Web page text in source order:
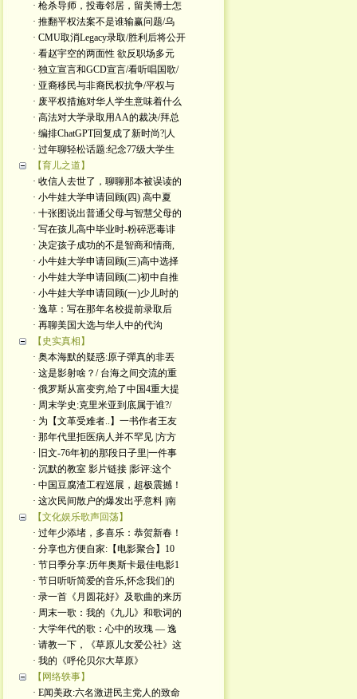
· 枪杀导师，投毒邻居，留美博士怎
· 推翻平权法案不是谁输赢问题/乌
· CMU取消Legacy录取/胜利后将公开
· 看赵宇空的两面性 欲反职场多元
· 独立宣言和GCD宣言/看听唱国歌/
· 亚裔移民与非裔民权抗争/平权与
· 废平权措施对华人学生意味着什么
· 高法对大学录取用AA的裁决/拜总
· 编排ChatGPT回复成了新时尚?|人
· 过年聊轻松话题:纪念77级大学生
【育儿之道】
· 收信人去世了，聊聊那本被误读的
· 小牛娃大学申请回顾(四) 高中夏
· 十张图说出普通父母与智慧父母的
· 写在孩儿高中毕业时-粉碎恶毒诽
· 决定孩子成功的不是智商和情商,
· 小牛娃大学申请回顾(三)高中选择
· 小牛娃大学申请回顾(二)初中自推
· 小牛娃大学申请回顾(一)少儿时的
· 逸草：写在那年名校提前录取后
· 再聊美国大选与华人中的代沟
【史实真相】
· 奥本海默的疑惑:原子彈真的非丟
· 这是影射啥？/ 台海之间交流的重
· 俄罗斯从富变穷,给了中国4重大提
· 周末学史:克里米亚到底属于谁?/
· 为【文革受难者..】一书作者王友
· 那年代里拒医病人并不罕见 |方方
· 旧文-76年初的那段日子里|一件事
· 沉默的教室 影片链接 |影评:这个
· 中国豆腐渣工程巡展，超极震撼！
· 这次民间散户的爆发出乎意料 |南
【文化娱乐歌声回荡】
· 过年少添堵，多喜乐：恭贺新春！
· 分享也方便自家:【电影聚合】10
· 节日季分享:历年奥斯卡最佳电影1
· 节日听听简爱的音乐,怀念我们的
· 录一首《月圆花好》及歌曲的来历
· 周末一歌：我的《九儿》和歌词的
· 大学年代的歌：心中的玫瑰 — 逸
· 请教一下，《草原儿女爱公社》这
· 我的《呼伦贝尔大草原》
【网络轶事】
· E闻美政:六名激进民主党人的致命